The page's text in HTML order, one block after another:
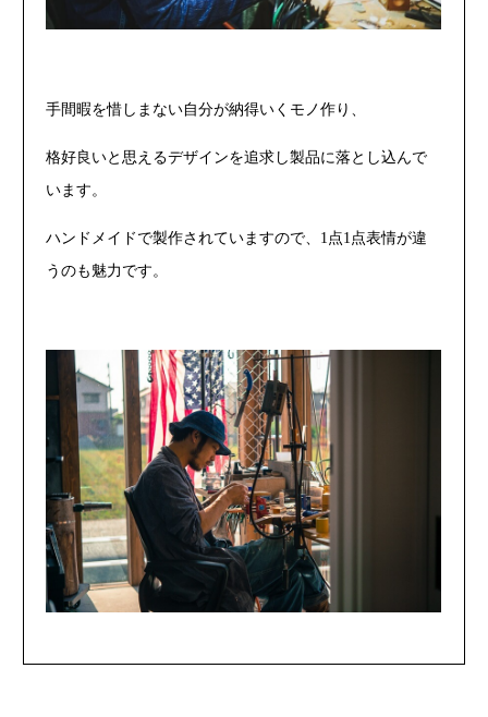
手間暇を惜しまない自分が納得いくモノ作り、
格好良いと思えるデザインを追求し製品に落とし込んで
います。
ハンドメイドで製作されていますので、1点1点表情が違
うのも魅力です。